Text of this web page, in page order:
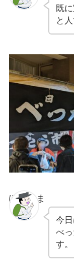
既
と
ぽちゃま
今日
べ
す。